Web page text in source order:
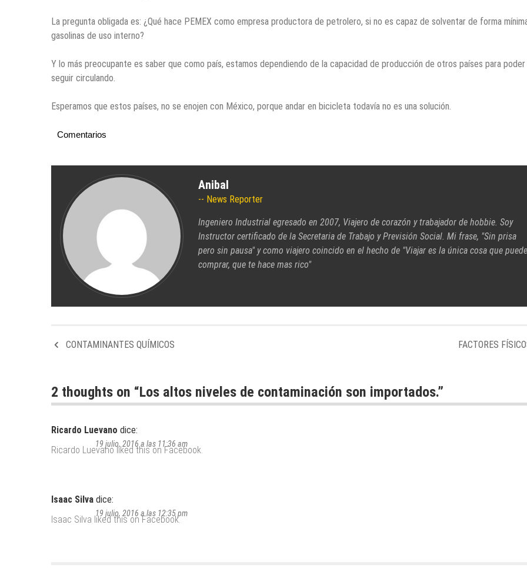
La pregunta obligada es: ¿Qué hace PEMEX como empresa productora de petrolero, si no es capaz de solventar de forma
gasolinas de uso interno?
Y lo más preocupante es saber que como país, estamos dependiendo de la capacidad de producción de otros países para poder
seguir circulando.
Esperamos que estos países, no se enojen con México, porque andar en bicicleta todavía no es una solución.
Comentarios
Anibal
News Reporter
Ingeniero Industrial egresado en 2007, Viajero de corazón y trabajador de hobbie. Soy
Instructor certificado de la Secretaria de Trabajo y Previsión Social. Mi frase, "Sin prisa
pero sin pausa" y como viajero coincido en el hecho de "Viajar es la única cosa que
comprar, que te hace mas rico"
CONTAMINANTES QUÍMICOS FACTORES
2 thoughts on “Los altos niveles de contaminación son importados.”
Ricardo Luevano dice:
19 julio, 2016 a las 11:36 am
Ricardo Luevanoliked this on Facebook.
Isaac Silva dice:
19 julio, 2016 a las 12:35 pm
Isaac Silva liked this on Facebook.